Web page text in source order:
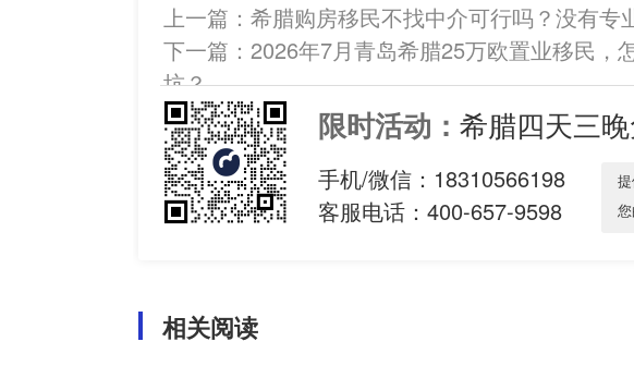
上一篇： 希腊购房移民不找中介可行吗？没有专
下一篇： 2026年7月青岛希腊25万欧置业移民，
坑？
限时活动： 希腊四天三
手机/微信： 18310566198
客服电话：400-657-9598
相关阅读